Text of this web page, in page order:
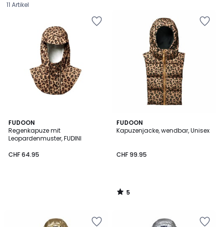
11 Artikel
FUDOON
Regenkapuze mit
Leopardenmuster, FUDINI
64.95.
CHF 64.95
FUDOON
Kapuzenjacke, wendbar, Unisex
CHF 99.95
5
/
5
/